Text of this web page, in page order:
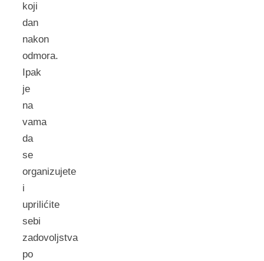
koji
dan
nakon
odmora.
Ipak
je
na
vama
da
se
organizujete
i
uprilićite
sebi
zadovoljstva
po